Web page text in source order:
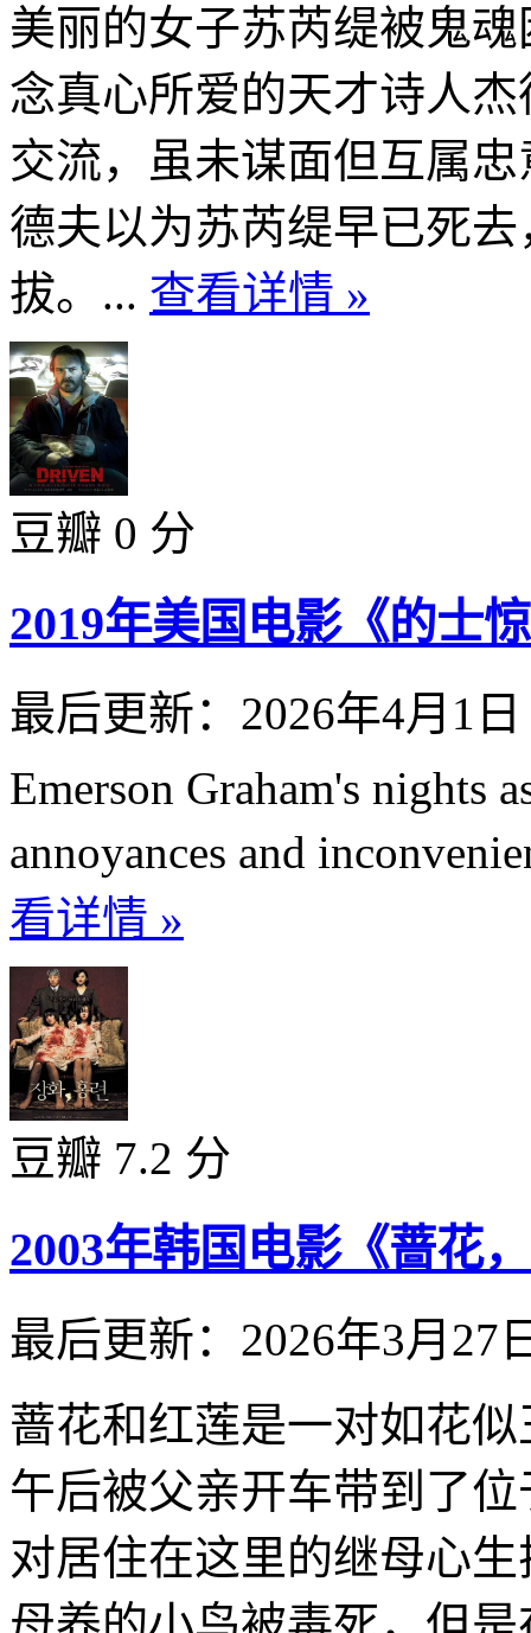
美丽的女子苏芮缇被鬼
念真心所爱的天才诗人
交流，虽未谋面但互属
德夫以为苏芮缇早已死
拔。... 查看详情 »
豆瓣 0 分
2019年美国电影《的士
最后更新：2026年4月1日
Emerson Graham's nights
annoyances and
看详情 »
豆瓣 7.2 分
2003年韩国电影《蔷花
最后更新：2026年3月27
蔷花和红莲是一对如花
午后被父亲开车带到了
对居住在这里的继母心